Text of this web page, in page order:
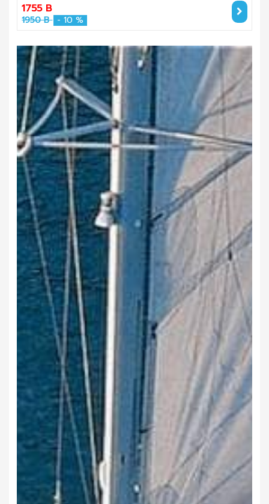
1755 B
1950 B - 10 %